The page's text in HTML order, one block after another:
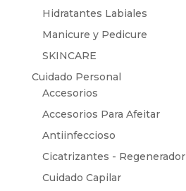
Hidratantes Labiales
Manicure y Pedicure
SKINCARE
Cuidado Personal
Accesorios
Accesorios Para Afeitar
Antiinfeccioso
Cicatrizantes -
Cuidado Capilar